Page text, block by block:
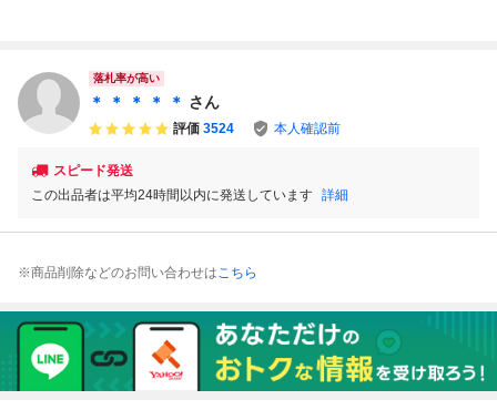
落札率が高い
＊ ＊ ＊ ＊ ＊ さん
評価 3524 本人確認前
スピード発送
この出品者は平均24時間以内に発送しています 詳細
※商品削除などのお問い合わせはこちら